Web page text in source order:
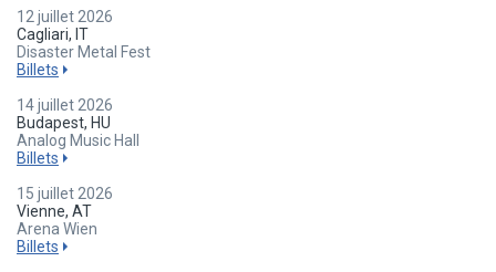
12 juillet 2026
Cagliari, IT
Disaster Metal Fest
Billets
14 juillet 2026
Budapest, HU
Analog Music Hall
Billets
15 juillet 2026
Vienne, AT
Arena Wien
Billets